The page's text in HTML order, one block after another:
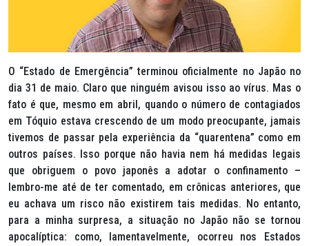
O “Estado de Emergência” terminou oficialmente no Japão no
dia 31 de maio. Claro que ninguém avisou isso ao vírus. Mas o
fato é que, mesmo em abril, quando o número de contagiados
em Tóquio estava crescendo de um modo preocupante, jamais
tivemos de passar pela experiência da “quarentena” como em
outros países. Isso porque não havia nem há medidas legais
que obriguem o povo japonês a adotar o confinamento –
lembro-me até de ter comentado, em crônicas anteriores, que
eu achava um risco não existirem tais medidas. No entanto,
para a minha surpresa, a situação no Japão não se tornou
apocalíptica: como, lamentavelmente, ocorreu nos Estados